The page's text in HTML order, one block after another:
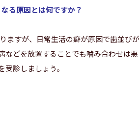
る原因とは何ですか？
ますが、日常生活の癖が原因で歯並び
などを放置することでも噛み合わせは
診しましょう。